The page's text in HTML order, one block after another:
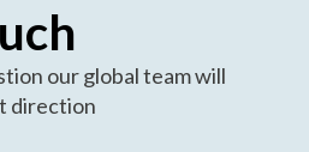
our global team will
direction